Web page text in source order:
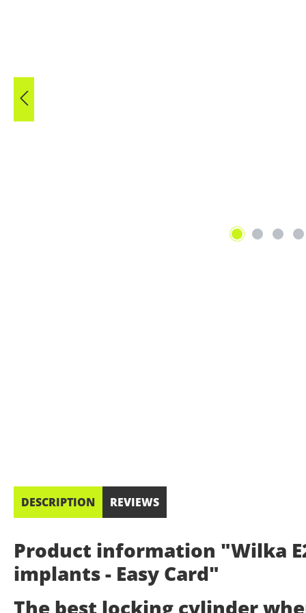
DESCRIPTION REVIEWS
Product information "Wilka
implants - Easy Card"
The best locking cylinder